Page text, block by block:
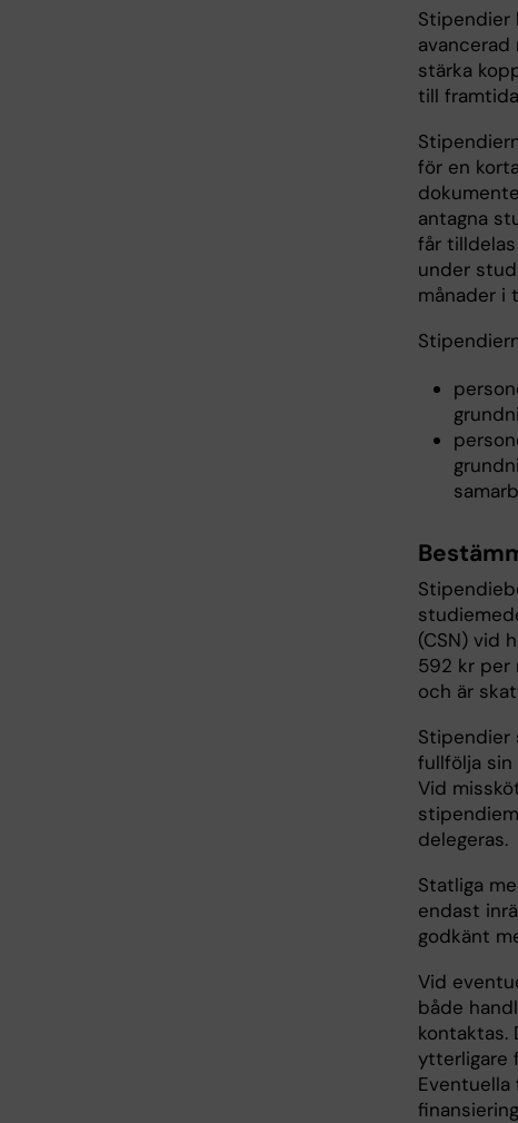
Stipendier
stärka
till
för en
antagna
får
under
månader i
(CSN) vid
592 kr per
och är
Stipendier
fullfölja
Vid
delegeras.
Statliga
endast
godkänt
Vid
både
kontaktas.
ytterligare